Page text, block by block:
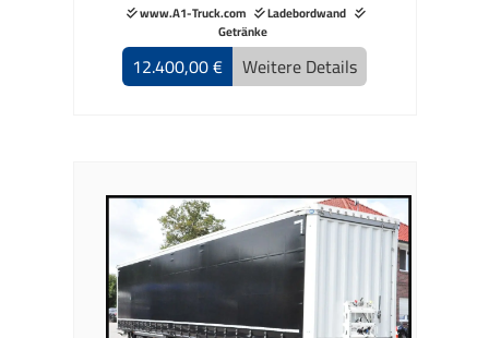
www.A1-Truck.com
Ladebordwand
Getränke
12.400,00 € Weitere Details